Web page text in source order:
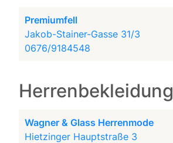
Premiumfell
Jakob-Stainer-Gasse 31/3
0676/9184548
Herrenbekleidung
Wagner & Glass Herrenmode
Hietzinger Hauptstraße 3